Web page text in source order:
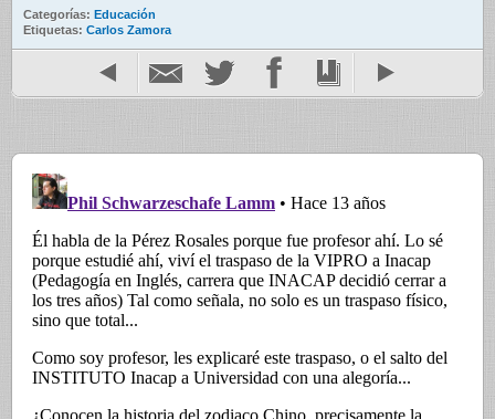
Categorías: Educación
Etiquetas: Carlos Zamora